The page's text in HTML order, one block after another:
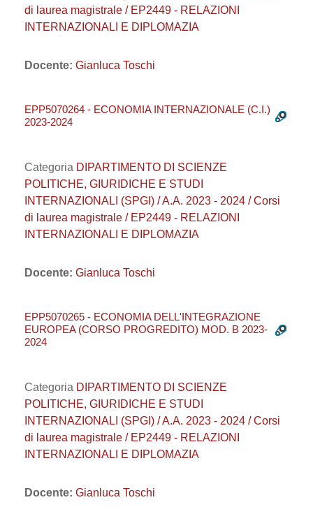
di laurea magistrale / EP2449 - RELAZIONI
INTERNAZIONALI E DIPLOMAZIA
Docente: Gianluca Toschi
EPP5070264 - ECONOMIA INTERNAZIONALE (C.I.)
2023-2024
Categoria DIPARTIMENTO DI SCIENZE
POLITICHE, GIURIDICHE E STUDI
INTERNAZIONALI (SPGI) / A.A. 2023 - 2024 / Corsi
di laurea magistrale / EP2449 - RELAZIONI
INTERNAZIONALI E DIPLOMAZIA
Docente: Gianluca Toschi
EPP5070265 - ECONOMIA DELL'INTEGRAZIONE
EUROPEA (CORSO PROGREDITO) MOD. B 2023-
2024
Categoria DIPARTIMENTO DI SCIENZE
POLITICHE, GIURIDICHE E STUDI
INTERNAZIONALI (SPGI) / A.A. 2023 - 2024 / Corsi
di laurea magistrale / EP2449 - RELAZIONI
INTERNAZIONALI E DIPLOMAZIA
Docente: Gianluca Toschi